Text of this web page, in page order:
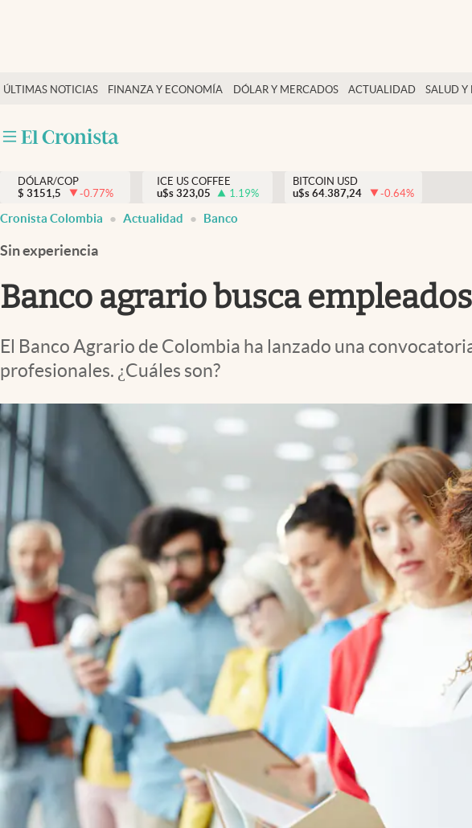
ÚLTIMAS NOTICIAS FINANZA Y ECONOMÍA DÓLAR Y MERCADOS ACTUALIDAD SALUD Y
Salud y nutrición
Tiempo libre
Dólar y mercados
Curiosidades
DÓLAR/COP
$ 3151,5 -0.77%
ICE US COFFEE
u$s 323,05 1.19%
BITCOIN USD
u$s 64.387,24 -0.64%
Cronista Colombia Actualidad Banco
Sin experiencia
Banco agrario busca
El Banco Agrario de Colombia ha lanzado una
profesionales. ¿Cuáles son?